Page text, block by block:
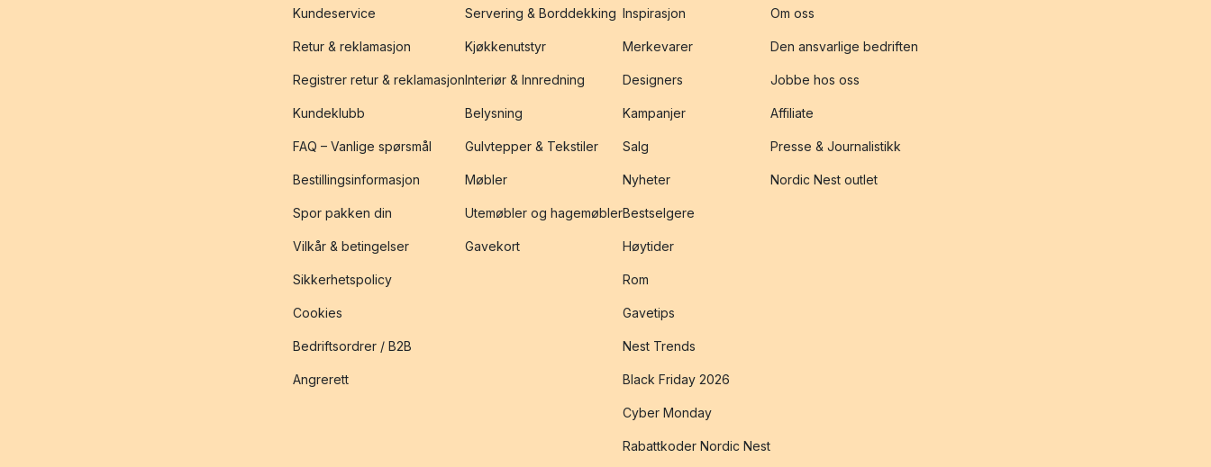
Kundeservice
Retur & reklamasjon
Registrer retur & reklamasjon
Kundeklubb
FAQ – Vanlige spørsmål
Bestillingsinformasjon
Spor pakken din
Vilkår & betingelser
Sikkerhetspolicy
Cookies
Bedriftsordrer / B2B
Angrerett
Servering & Borddekking
Kjøkkenutstyr
Interiør & Innredning
Belysning
Gulvtepper & Tekstiler
Møbler
Utemøbler og hagemøbler
Gavekort
Inspirasjon
Merkevarer
Designers
Kampanjer
Salg
Nyheter
Bestselgere
Høytider
Rom
Gavetips
Nest Trends
Black Friday 2026
Cyber Monday
Rabattkoder Nordic Nest
Om oss
Den ansvarlige bedriften
Jobbe hos oss
Affiliate
Presse & Journalistikk
Nordic Nest outlet